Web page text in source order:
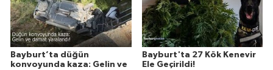
Bayburt’ta düğün
konvoyunda kaza: Gelin ve
Bayburt'ta 27 Kök Kenevir
Ele Geçirildi!